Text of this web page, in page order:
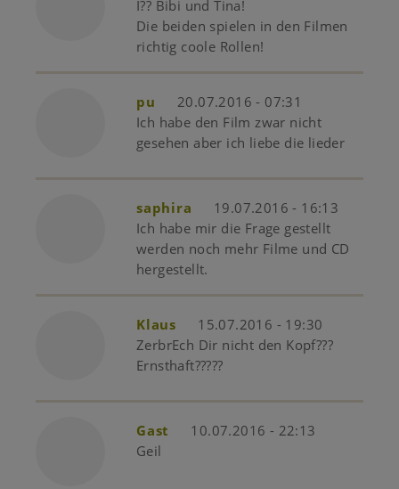
I?? Bibi und Tina!
Die beiden spielen in den Filmen
richtig coole Rollen!
pu
20.07.2016 - 07:31
Ich habe den Film zwar nicht
gesehen aber ich liebe die lieder
saphira
19.07.2016 - 16:13
Ich habe mir die Frage gestellt
werden noch mehr Filme und CD
hergestellt.
Klaus
15.07.2016 - 19:30
ZerbrEch Dir nicht den Kopf???
Ernsthaft?????
Gast
10.07.2016 - 22:13
Geil